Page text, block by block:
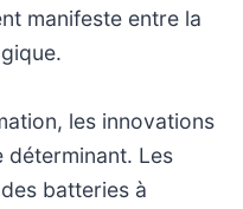
manifeste entre la
les innovations
déterminant. Les
batteries à